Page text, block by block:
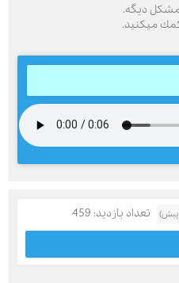
مشكل ديگه.
ميكنيد.
تعداد بازدید: 459